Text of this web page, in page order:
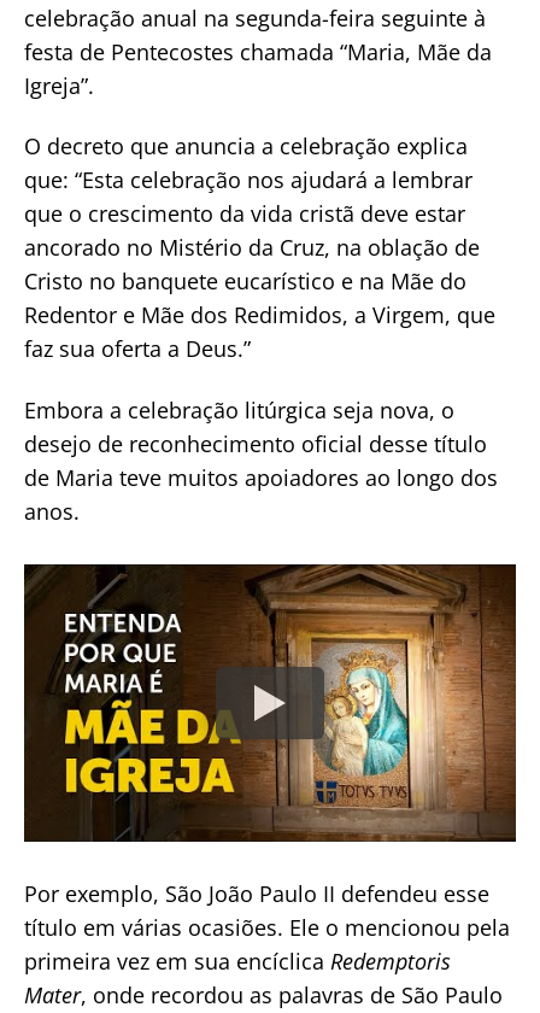
celebração anual na segunda-feira seguinte à
festa de Pentecostes chamada “Maria, Mãe da
Igreja”.
O decreto que anuncia a celebração explica
que: “Esta celebração nos ajudará a lembrar
que o crescimento da vida cristã deve estar
ancorado no Mistério da Cruz, na oblação de
Cristo no banquete eucarístico e na Mãe do
Redentor e Mãe dos Redimidos, a Virgem, que
faz sua oferta a Deus.”
Embora a celebração litúrgica seja nova, o
desejo de reconhecimento oficial desse título
de Maria teve muitos apoiadores ao longo dos
anos.
Por exemplo, São João Paulo II defendeu esse
título em várias ocasiões. Ele o mencionou pela
primeira vez em sua encíclica Redemptoris
Mater, onde recordou as palavras de São Paulo